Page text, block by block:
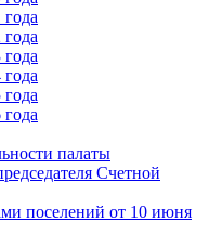
палаты
Счетной
поселений от 10 июня